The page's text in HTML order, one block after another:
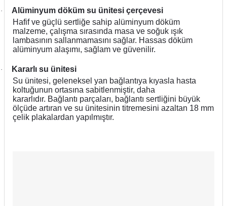
·
Alüminyum döküm su ünitesi çerçevesi
Hafif ve güçlü sertliğe sahip alüminyum döküm
malzeme, çalışma sırasında masa ve soğuk ışık
lambasının sallanmamasını sağlar. Hassas döküm
alüminyum alaşımı, sağlam ve güvenilir.
·
Kararlı su ünitesi
Su ünitesi, geleneksel yan bağlantıya kıyasla hasta
koltuğunun ortasına sabitlenmiştir, daha
kararlıdır. Bağlantı parçaları, bağlantı sertliğini büyük
ölçüde artıran ve su ünitesinin titremesini azaltan 18 mm
çelik plakalardan yapılmıştır.